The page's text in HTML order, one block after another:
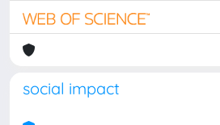
social impact